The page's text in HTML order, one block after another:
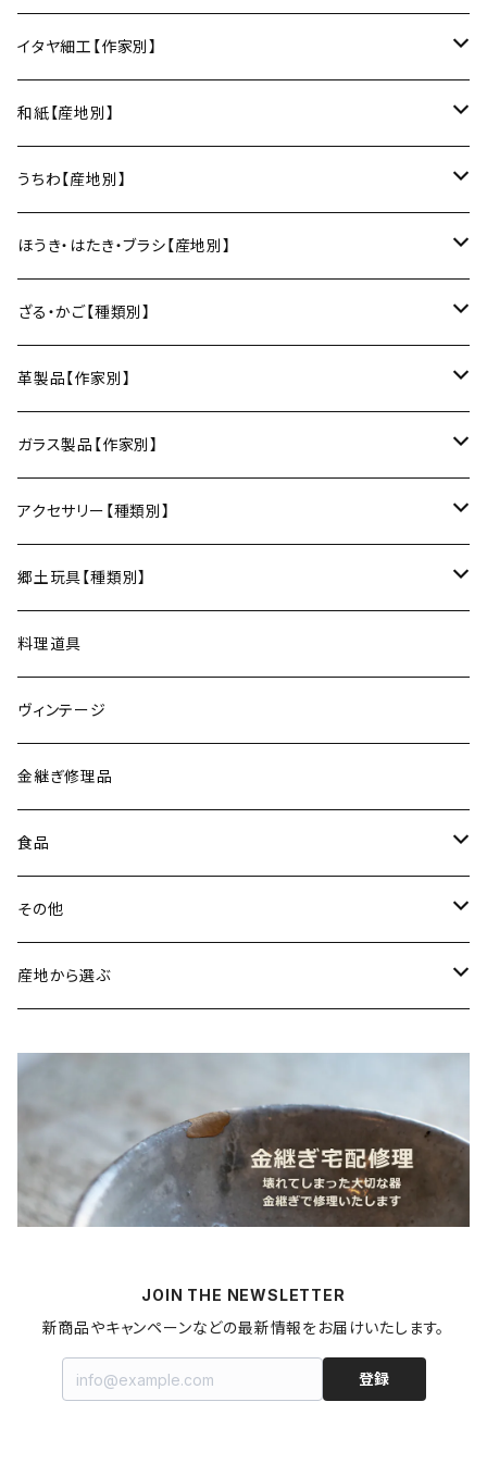
フリーカップ
ぐい呑み・盃
徳利
蓋物・キャニスター
そば猪口
箸・カトラリー
箸
箸置き
菓子切
土鍋
鍋敷き・コースター
鍋敷き
ポットマット
LUC DE BOECK（京都）
小山研一（京都）
中村譲司（京都）
俊彦窯（丹波焼／兵庫）
Fuji窯（備前焼／岡山）
仁堂窯 大森宏明（備前焼／岡山）
梅山窯（砥部焼／愛媛）
宗像窯（会津本郷焼／福島）
松永窯（大堀相馬焼／福島）
黒照 クロテラス（大堀相馬焼／福島）
唐木田窯（松代焼／長野）
古谷製陶所（信楽焼／滋賀）
山内卓夫（信楽焼／滋賀）
常陸窯いそべ陶苑（笠間焼／茨城）
ブックカバー
KOMOREBI
朝焼け
藍染屋ほうね（藍染／静岡）
京都のれん（風呂敷／京都）
小風呂敷（約50cm角）
2巾風呂敷（約70cm角）
Sugee textile（国産手ぬぐい）
向井詩織（ブロックプリント／インド）
リング
ブレスレット
深江菅細工（大阪）
イタヤ細工【作家別】
角館イタヤ工芸（秋田）
民芸イタヤ工房（秋田）
和紙【産地別】
出雲民藝紙（島根）
多羅富來和紙（愛媛）
八尾和紙（富山）
美濃和紙（岐阜）
うちわ【産地別】
房州うちわ（千葉）
水うちわ（岐阜）
ほうき・はたき・ブラシ【産地別】
松本箒（長野）
棕櫚箒（和歌山）
和箒（栃木）
和箒（群馬）
ざる・かご【種類別】
盆ざる
かご
革製品【作家別】
Therese（奈良）
ガラス製品【作家別】
Taiga Glass（群馬）
アクセサリー【種類別】
ネックレス
ブレスレット
リング
イヤリング・ピアス
ヘアアクセサリー
スカーフリング
ストラップ
郷土玩具【種類別】
会津張り子（福島）
料理道具
ヴィンテージ
金継ぎ修理品
食品
魚介類
鯛
野菜
梅干し
麺類
パスタ
その他
書籍・雑誌
蜜蝋ワックス
アロマストーン
拭き漆キット
産地から選ぶ
青森県
JOIN THE NEWSLETTER
新商品やキャンペーンなどの最新情報をお届けいたします。
登録